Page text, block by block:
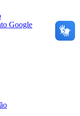
Google